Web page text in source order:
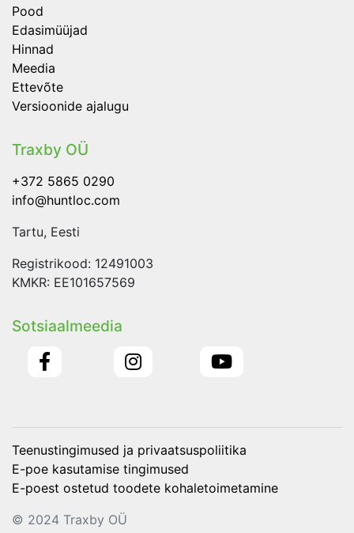
Pood
Edasimüüjad
Hinnad
Meedia
Ettevõte
Versioonide ajalugu
Traxby OÜ
+372 5865 0290
info@huntloc.com
Tartu, Eesti
Registrikood: 12491003
KMKR: EE101657569
Sotsiaalmeedia
Teenustingimused ja privaatsuspoliitika
E-poe kasutamise tingimused
E-poest ostetud toodete kohaletoimetamine
© 2024 Traxby OÜ